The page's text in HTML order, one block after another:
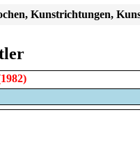
Kunstrichtungen,